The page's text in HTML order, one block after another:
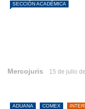
SECCIÓN ACADÉMICA
Mercojuris 15 de julio
ADUANA COMEX